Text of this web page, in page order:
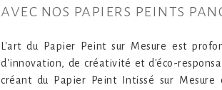
avec nos papiers peints
L'art du Papier Peint sur Mesure est
d'innovation, de créativité et d'éco-
créant du Papier Peint Intissé sur